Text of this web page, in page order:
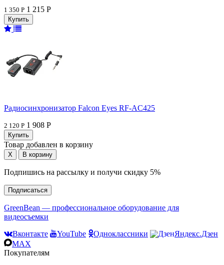
1 350 Р 1 215 Р
Радиосинхронизатор Falcon Eyes RF-AC425
2 120 Р 1 908 Р
Товар добавлен в корзину
Подпишись на рассылку и получи скидку 5%
Подписаться
GreenBean — профессиональное оборудование для
видеосъемки
Вконтакте
YouTube Одноклассники
Яндекс.Дзен
MAX
Покупателям